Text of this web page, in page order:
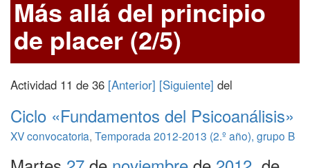
Más allá del principio
de placer (2/5)
Actividad 11 de 36 [Anterior] [Siguiente] del
Ciclo «Fundamentos del Psicoanálisis»
XV convocatoria, Temporada 2012-2013 (2.º año), grupo B